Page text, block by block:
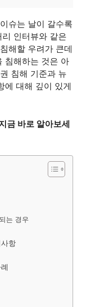
슈는 날이 갈수록
인터뷰와 같은
해할 우려가 큰데
침해하는 것은 아
침해 기준과 뉴
에 대해 깊이 있게
금 바로 알아보세
는 경우
항